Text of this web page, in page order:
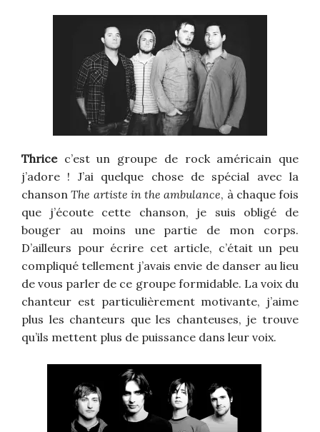
Thricec’est un groupe de rock américain que
j’adore ! J’ai quelque chose de spécial avec la
chansonThe artiste in the ambulance, à chaque fois
que j’écoute cette chanson, je suis obligé de
bouger au moins une partie de mon corps.
D’ailleurs pour écrire cet article, c’était un peu
compliqué tellement j’avais envie de danser au lieu
de vous parler de ce groupe formidable. La voix du
chanteur est particulièrement motivante, j’aime
plus les chanteurs que les chanteuses, je trouve
qu’ils mettent plus de puissance dans leur voix.